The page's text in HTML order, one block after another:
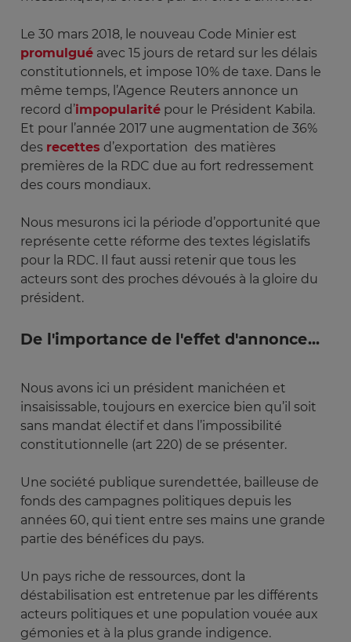
Le 30 mars 2018, le nouveau Code Minier est
promulgué avec 15 jours de retard sur les délais
constitutionnels, et impose 10% de taxe. Dans le
même temps, l’Agence Reuters annonce un
record d’impopularité pour le Président Kabila.
Et pour l’année 2017 une augmentation de 36%
des recettes d’exportation des matières
premières de la RDC due au fort redressement
des cours mondiaux.
Nous mesurons ici la période d’opportunité que
représente cette réforme des textes législatifs
pour la RDC. Il faut aussi retenir que tous les
acteurs sont des proches dévoués à la gloire du
président.
De l'importance de l'effet d'annonce...
Nous avons ici un président manichéen et
insaisissable, toujours en exercice bien qu’il soit
sans mandat électif et dans l’impossibilité
constitutionnelle (art 220) de se présenter.
Une société publique surendettée, bailleuse de
fonds des campagnes politiques depuis les
années 60, qui tient entre ses mains une grande
partie des bénéfices du pays.
Un pays riche de ressources, dont la
déstabilisation est entretenue par les différents
acteurs politiques et une population vouée aux
gémonies et à la plus grande indigence.